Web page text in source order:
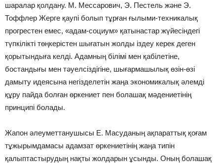
шаралар қолдану. М. Мессарович, Э. Пестель және Э.
Тоффлер Жерге қаупі болып тұрған ғылыми-техникалық
прогрестен емес, «адам-социум» қатынастар жүйесіндегі
түпкілікті төңкерістен шығатын жолды іздеу керек деген
қорытындыға келді. Адамның білімі мен қабілетіне,
бостандығы мен тәуелсіздігіне, шығармашылық өзін-өзі
дамыту идеясына негізделетін жаңа экономикалық әлемді
құру пайда болған өркениет пен болашақ мәдениетінің
принципі болады.
Жапон әлеуметтанушысы Е. Масуданың ақпараттық қоғам
тұжырымдамасы адамзат өркениетінің жаңа типін
қалыптастырудың нақты жолдарын ұсынды. Оның болашақ